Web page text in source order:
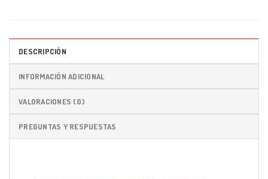
DESCRIPCIÓN
INFORMACIÓN ADICIONAL
VALORACIONES (0)
PREGUNTAS Y RESPUESTAS